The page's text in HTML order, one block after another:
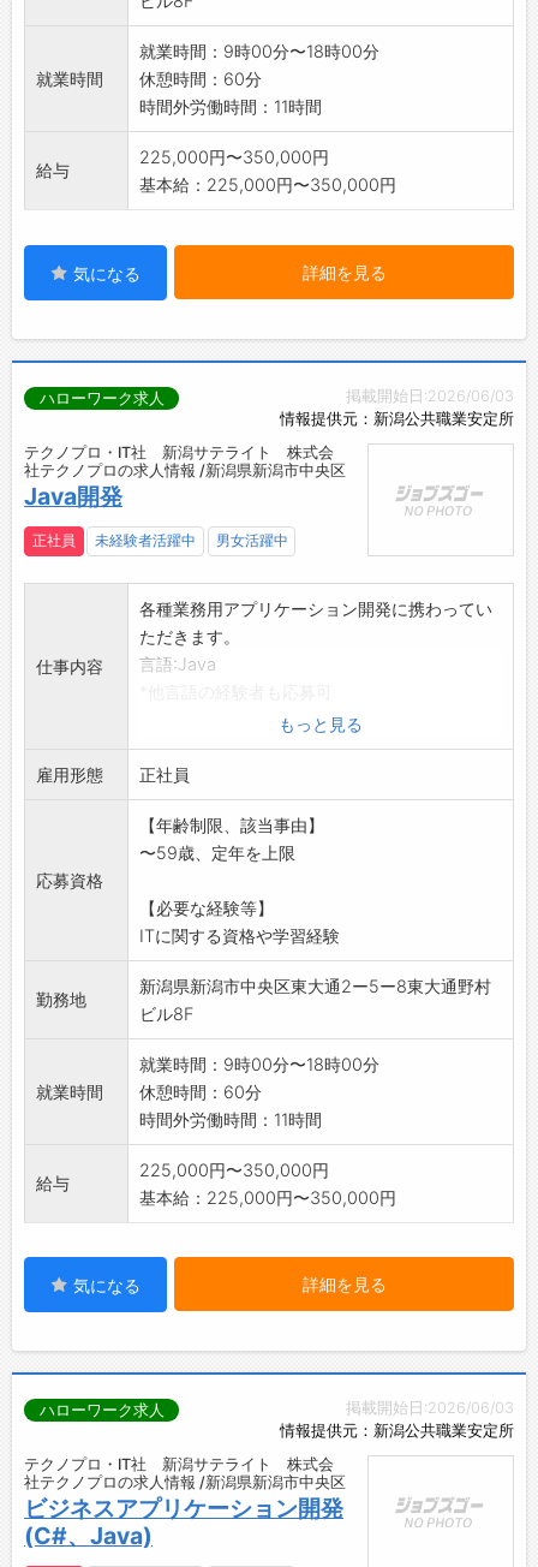
就業時間
就業時間：9時00分〜18時00分
休憩時間：60分
時間外労働時間：11時間
給与
225,000円〜350,000円
基本給：225,000円〜350,000円
気になる 詳細を見る
掲載開始日:2026/06/03
情報提供元：新潟公共職業安定所
ハローワーク求人
テクノプロ・IT社 新潟サテライト 株式会
社テクノプロの求人情報 /新潟県新潟市中央区
Java開発
正社員 未経験者活躍中 男女活躍中
仕事内容
各種業務用アプリケーション開発に携わってい
ただきます。
言語:Java
*社内研修(Winスクール、eラーニング)を受けス
キルアップ
を図ることが出来ます。
*資格受験料半額補助(合格時)、資格報奨金制度
テキスト購入費補助制度あり
(変更の範囲)会社の定める業務
もっと見る
雇用形態 正社員
応募資格
【年齢制限、該当事由】
〜59歳、定年を上限
【必要な経験等】
ITに関する資格や学習経験
勤務地
新潟県新潟市中央区東大通2ー5ー8東大通野村
ビル8F
就業時間
就業時間：9時00分〜18時00分
休憩時間：60分
時間外労働時間：11時間
給与
225,000円〜350,000円
基本給：225,000円〜350,000円
気になる 詳細を見る
掲載開始日:2026/06/03
情報提供元：新潟公共職業安定所
ハローワーク求人
テクノプロ・IT社 新潟サテライト 株式会
社テクノプロの求人情報 /新潟県新潟市中央区
ビジネスアプリケーション開発
(C#、Java)